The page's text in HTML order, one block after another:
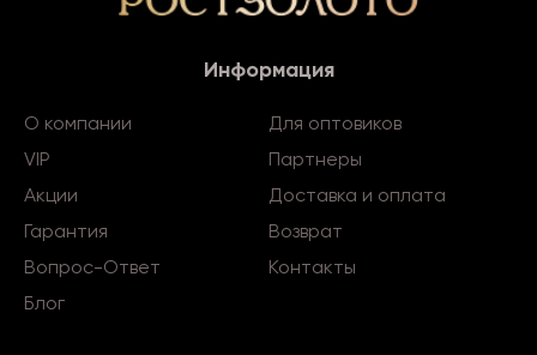
Информация
О компании
Для оптовиков
VIP
Партнеры
Акции
Доставка и оплата
Гарантия
Возврат
Вопрос-Ответ
Контакты
Блог